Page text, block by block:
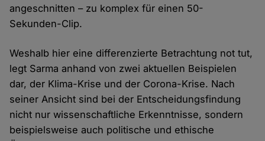
angeschnitten – zu komplex für einen 50-
Sekunden-Clip.
Weshalb hier eine differenzierte Betrachtung not tut,
legt Sarma anhand von zwei aktuellen Beispielen
dar, der Klima-Krise und der Corona-Krise. Nach
seiner Ansicht sind bei der Entscheidungsfindung
nicht nur wissenschaftliche Erkenntnisse, sondern
beispielsweise auch politische und ethische